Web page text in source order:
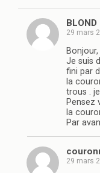
BLOND
29 mars
Bonjour,
Je suis
fini par
la
trous .
Pensez
la
Par
29 mars